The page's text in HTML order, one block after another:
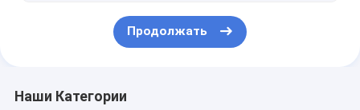
Продолжать
Наши Категории